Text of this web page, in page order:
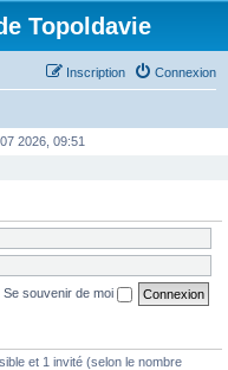
Topoldavie
Connexion
Inscription
2026, 09:51
Se souvenir de moi
et 1 invité (selon le nombre